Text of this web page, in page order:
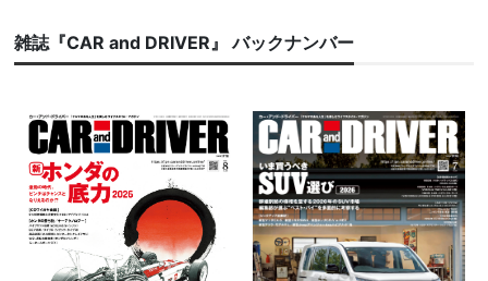
雑誌『CAR and DRIVER』 バックナンバー